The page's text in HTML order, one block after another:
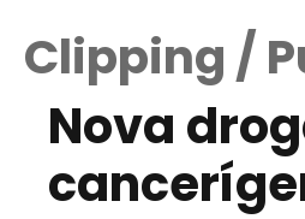
Clipping /
Nova